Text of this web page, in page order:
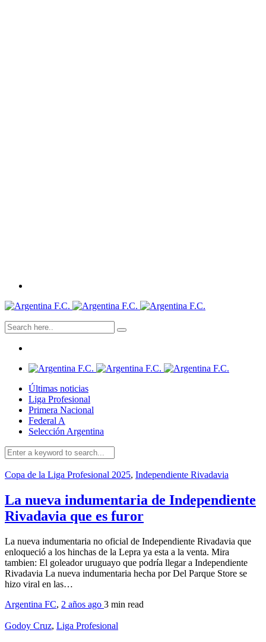
Últimas noticias
Liga Profesional
Primera Nacional
Federal A
Selección Argentina
Copa de la Liga Profesional 2025, Independiente Rivadavia
La nueva indumentaria de Independiente
Rivadavia que es furor
La nueva indumentaria no oficial de Independiente Rivadavia que
enloqueció a los hinchas de la Lepra ya esta a la venta. Mira
tambien: El goleador uruguayo que podría llegar a Independiente
Rivadavia La nueva indumentaria hecha por Del Parque Store se
hizo viral en las…
Argentina FC, 2 años ago 3 min read
Godoy Cruz, Liga Profesional